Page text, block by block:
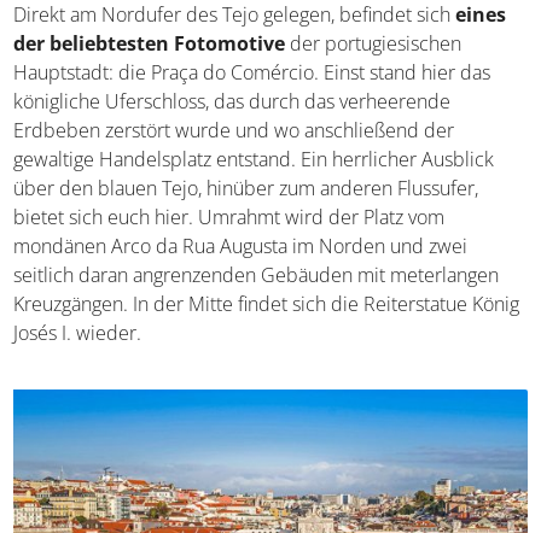
Direkt am Nordufer des Tejo gelegen, befindet sicheines
der beliebtesten Fotomotive der portugiesischen
Hauptstadt: die Praça do Comércio. Einst stand hier das
königliche Uferschloss, das durch das verheerende
Erdbeben zerstört wurde und wo anschließend der
gewaltige Handelsplatz entstand. Ein herrlicher Ausblick
über den blauen Tejo, hinüber zum anderen Flussufer,
bietet sich euch hier. Umrahmt wird der Platz vom
mondänen Arco da Rua Augusta im Norden und zwei
seitlich daran angrenzenden Gebäuden mit meterlangen
Kreuzgängen. In der Mitte findet sich die Reiterstatue König
Josés I. wieder.